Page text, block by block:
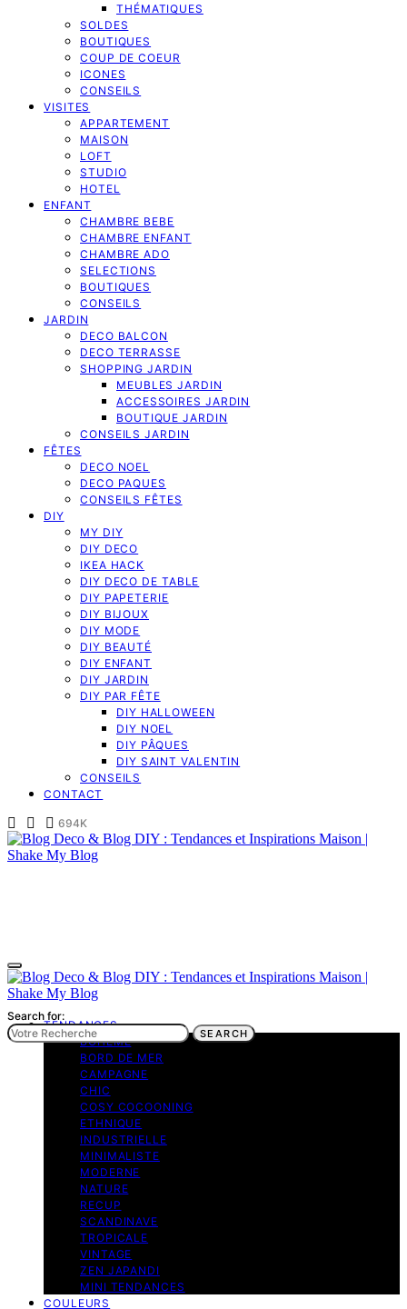
THÉMATIQUES
SOLDES
BOUTIQUES
COUP DE COEUR
ICONES
CONSEILS
VISITES
APPARTEMENT
MAISON
LOFT
STUDIO
HOTEL
ENFANT
CHAMBRE BEBE
CHAMBRE ENFANT
CHAMBRE ADO
SELECTIONS
BOUTIQUES
CONSEILS
JARDIN
DECO BALCON
DECO TERRASSE
SHOPPING JARDIN
MEUBLES JARDIN
ACCESSOIRES JARDIN
BOUTIQUE JARDIN
CONSEILS JARDIN
FÊTES
DECO NOEL
DECO PAQUES
CONSEILS FÊTES
DIY
MY DIY
DIY DECO
IKEA HACK
DIY DECO DE TABLE
DIY PAPETERIE
DIY BIJOUX
DIY MODE
DIY BEAUTÉ
DIY ENFANT
DIY JARDIN
DIY PAR FÊTE
DIY HALLOWEEN
DIY NOEL
DIY PÂQUES
DIY SAINT VALENTIN
CONSEILS
CONTACT
694K
TENDANCES
BOHEME
BORD DE MER
CAMPAGNE
CHIC
COSY COCOONING
ETHNIQUE
INDUSTRIELLE
MINIMALISTE
MODERNE
NATURE
RECUP
SCANDINAVE
TROPICALE
VINTAGE
ZEN JAPANDI
MINI TENDANCES
COULEURS
Search for:
SEARCH